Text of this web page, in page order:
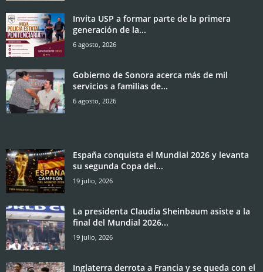
Invita USP a formar parte de la primera
generación de la...
6 agosto, 2026
Gobierno de Sonora acerca más de mil
servicios a familias de...
6 agosto, 2026
España conquista el Mundial 2026 y levanta
su segunda Copa del...
19 julio, 2026
La presidenta Claudia Sheinbaum asiste a la
final del Mundial 2026...
19 julio, 2026
Inglaterra derrota a Francia y se queda con el